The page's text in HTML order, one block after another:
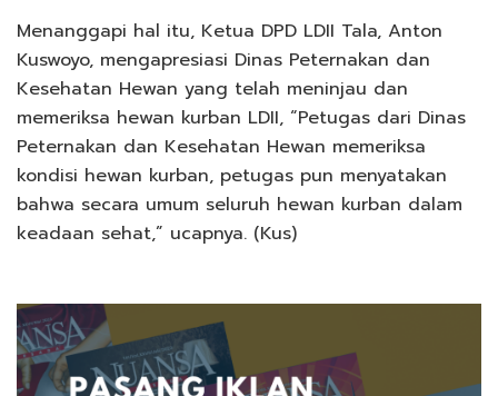
Menanggapi hal itu, Ketua DPD LDII Tala, Anton
Kuswoyo, mengapresiasi Dinas Peternakan dan
Kesehatan Hewan yang telah meninjau dan
memeriksa hewan kurban LDII, “Petugas dari Dinas
Peternakan dan Kesehatan Hewan memeriksa
kondisi hewan kurban, petugas pun menyatakan
bahwa secara umum seluruh hewan kurban dalam
keadaan sehat,” ucapnya. (Kus)